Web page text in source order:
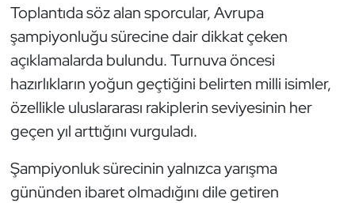
Toplantıda söz alan sporcular, Avrupa
şampiyonluğu sürecine dair dikkat çeken
açıklamalarda bulundu. Turnuva öncesi
hazırlıkların yoğun geçtiğini belirten milli isimler,
özellikle uluslararası rakiplerin seviyesinin her
geçen yıl arttığını vurguladı.
Şampiyonluk sürecinin yalnızca yarışma
gününden ibaret olmadığını dile getiren
İşitme Engelli Sporcular
Judo ve Kuraş
Kano ve Rafting
Kayak